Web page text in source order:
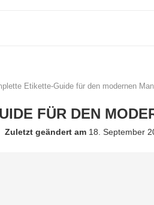
Etikette-Guide für den modernen
FÜR DEN
Zuletzt geändert am 18. September